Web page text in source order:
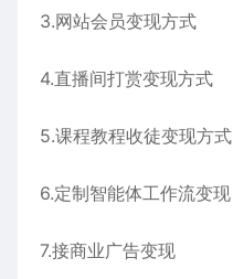
3.网站会员变现方式
4.直播间打赏变现方式
5.课程教程收徒变现方式
6.定制智能体工作流变现
7.接商业广告变现